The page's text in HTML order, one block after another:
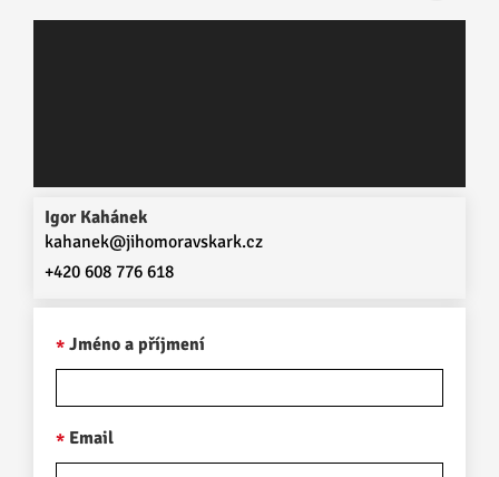
Igor Kahánek
kahanek@jihomoravskark.cz
+420 608 776 618
Jméno a příjmení
Email